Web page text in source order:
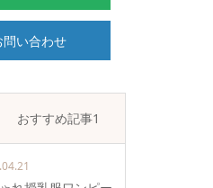
問い合わせ
おすすめ記事1